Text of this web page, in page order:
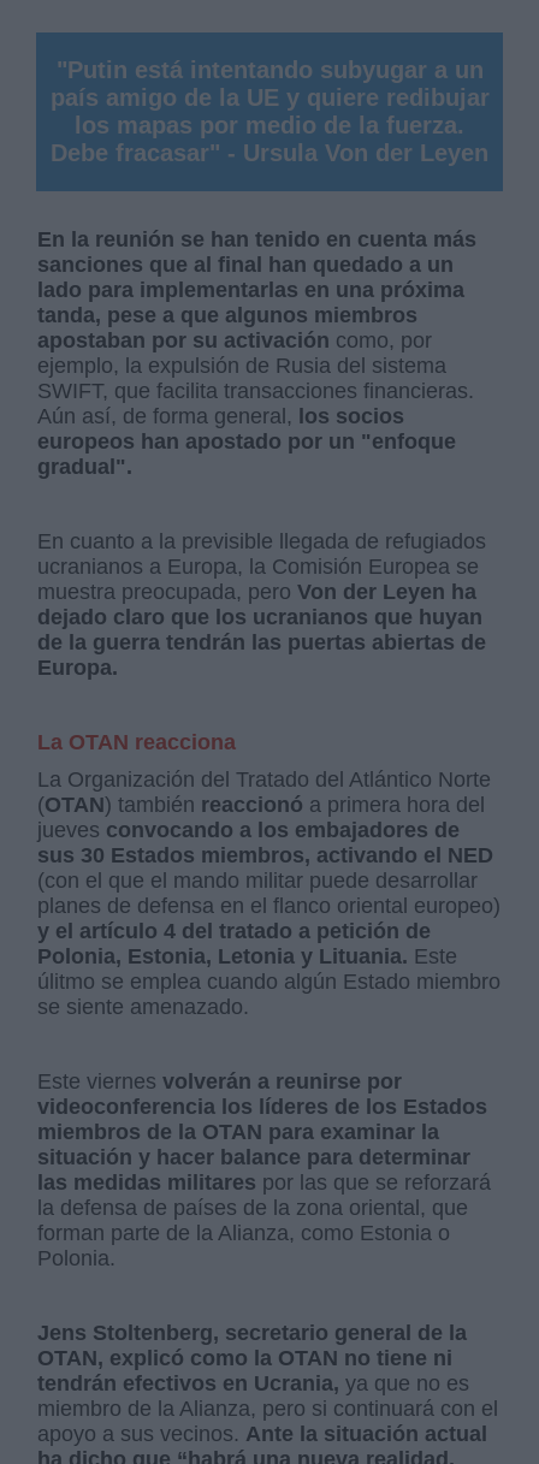
"Putin está intentando subyugar a un
país amigo de la UE y quiere redibujar
los mapas por medio de la fuerza.
Debe fracasar" - Ursula Von der Leyen
En la reunión se han tenido en cuenta más
sanciones que al final han quedado a un
lado para implementarlas en una próxima
tanda, pese a que algunos miembros
apostaban por su activación como, por
ejemplo, la expulsión de Rusia del sistema
SWIFT, que facilita transacciones financieras.
Aún así, de forma general, los socios
europeos han apostado por un "enfoque
gradual".
En cuanto a la previsible llegada de refugiados
ucranianos a Europa, la Comisión Europea se
muestra preocupada, peroVon der Leyen ha
dejado claro que los ucranianos que huyan
de la guerra tendrán las puertas abiertas de
Europa.
La OTAN reacciona
La Organización del Tratado del Atlántico Norte
(OTAN) también reaccionó a primera hora del
jueves convocando a los embajadores de
sus 30 Estados miembros, activando el NED
(con el que el mando militar puede desarrollar
planes de defensa en el flanco oriental europeo)
y el artículo 4 del tratado a petición de
Polonia, Estonia, Letonia y Lituania. Este
úlitmo se emplea cuando algún Estado miembro
se siente amenazado.
Este viernesvolverán a reunirse por
videoconferencia los líderes de los Estados
miembros de la OTAN para examinar la
situación y hacer balance para determinar
las medidas militares por las que se reforzará
la defensa de países de la zona oriental, que
forman parte de la Alianza, como Estonia o
Polonia.
Jens Stoltenberg, secretario general de la
OTAN, explicó como la OTAN no tiene ni
tendrán efectivos en Ucrania, ya que no es
miembro de la Alianza, pero si continuará con el
apoyo a sus vecinos. Ante la situación actual
ha dicho que “habrá una nueva realidad.